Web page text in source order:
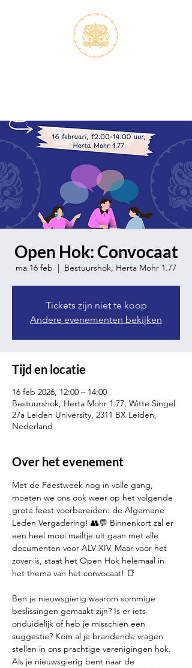
Open Hok: Convocaat
ma 16 feb
  |
Bestuurshok, Herta Mohr 1.77
Tickets zijn niet te koop
Andere evenementen bekijken
Tijd en locatie
16 feb 2026, 12:00 – 14:00
Bestuurshok, Herta Mohr 1.77, Witte Singel
27a Leiden University, 2311 BX Leiden,
Nederland
Over het evenement
Met de Feestweek nog in volle gang,
moeten we ons ook weer op het volgende
grote feest voorbereiden: de Algemene
Leden Vergadering! 👥💬 Binnenkort zal er
een heel mooi mailtje uit gaan met alle
documenten voor ALV XIV. Maar voor het
zover is, staat het Open Hok helemaal in
het thema van het convocaat! 📑
Ben je nieuwsgierig waarom sommige
beslissingen gemaakt zijn? Is er iets
onduidelijk of heb je misschien een
suggestie? Kom al je brandende vragen
stellen in ons prachtige verenigingen hok.
Als je nieuwsgierig bent naar de